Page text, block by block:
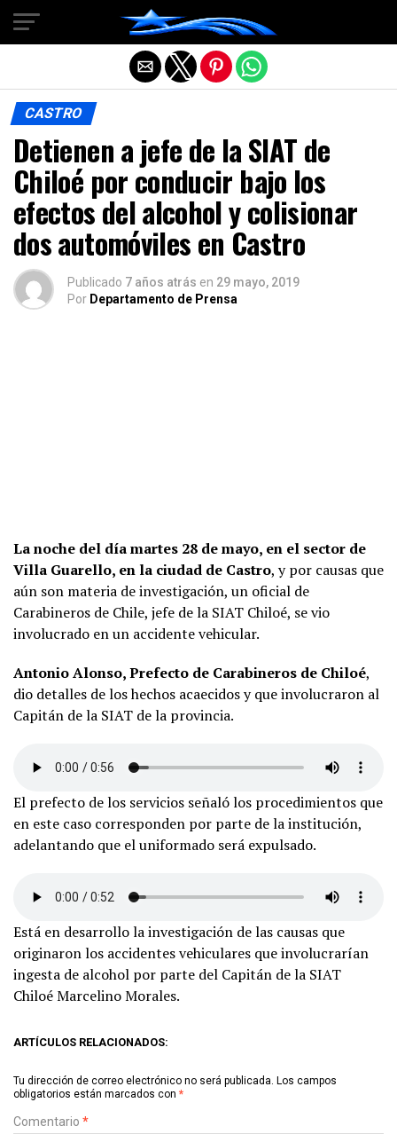
CASTRO
Detienen a jefe de la SIAT de
Chiloé por conducir bajo los
efectos del alcohol y colisionar
dos automóviles en Castro
Publicado 7 años atrás en 29 mayo, 2019
Por Departamento de Prensa
La noche del día martes 28 de mayo, en el sector de
Villa Guarello, en la ciudad de Castro, y por causas que
aún son materia de investigación, un oficial de
Carabineros de Chile, jefe de la SIAT Chiloé, se vio
involucrado en un accidente vehicular.
Antonio Alonso, Prefecto de Carabineros de Chiloé,
dio detalles de los hechos acaecidos y que involucraron al
Capitán de la SIAT de la provincia.
El prefecto de los servicios señaló los procedimientos que
en este caso corresponden por parte de la institución,
adelantando que el uniformado será expulsado.
Está en desarrollo la investigación de las causas que
originaron los accidentes vehiculares que involucrarían
ingesta de alcohol por parte del Capitán de la SIAT
Chiloé Marcelino Morales.
ARTÍCULOS RELACIONADOS:
Tu dirección de correo electrónico no será publicada. Los campos
obligatorios están marcados con *
Comentario *
Salir de la versión móvil